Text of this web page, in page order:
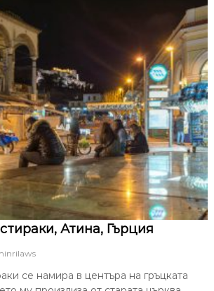
Атина, Гърция
се намира в центъра на гръцката